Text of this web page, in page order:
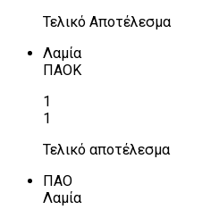
Τελικό Αποτέλεσμα
Λαμία
ΠΑΟΚ
1
1
Τελικό αποτέλεσμα
ΠΑΟ
Λαμία